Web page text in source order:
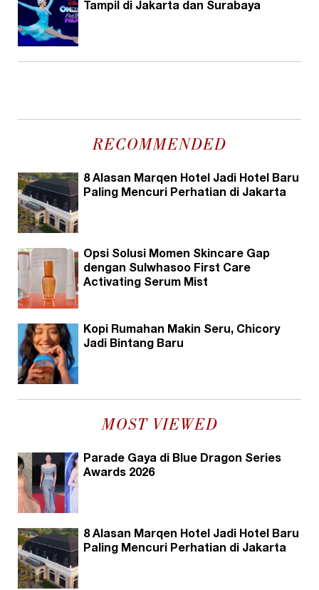
Tampil di Jakarta dan Surabaya
RECOMMENDED
8 Alasan Marqen Hotel Jadi Hotel Baru
Paling Mencuri Perhatian di Jakarta
Opsi Solusi Momen Skincare Gap
dengan Sulwhasoo First Care
Activating Serum Mist
Kopi Rumahan Makin Seru, Chicory
Jadi Bintang Baru
MOST VIEWED
Parade Gaya di Blue Dragon Series
Awards 2026
8 Alasan Marqen Hotel Jadi Hotel Baru
Paling Mencuri Perhatian di Jakarta